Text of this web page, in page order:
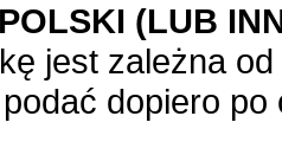
(LUB
jest zależna
dopiero